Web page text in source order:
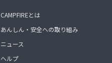
CAMPFIREとは
あんしん・安全への取り組み
ニュース
ヘルプ